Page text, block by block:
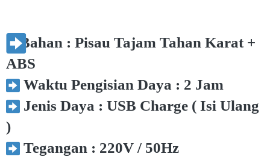
Bahan : Pisau Tajam Tahan Karat +
ABS
Waktu Pengisian Daya : 2 Jam
Jenis Daya : USB Charge ( Isi Ulang
)
Tegangan : 220V / 50Hz